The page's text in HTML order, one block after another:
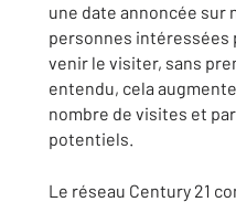
une date annoncée sur
personnes intéressées
venir le visiter, sans
entendu, cela
nombre de visites et
potentiels.
Le réseau Century 21